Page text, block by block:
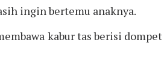
ingin bertemu anaknya.
kabur tas berisi dompet